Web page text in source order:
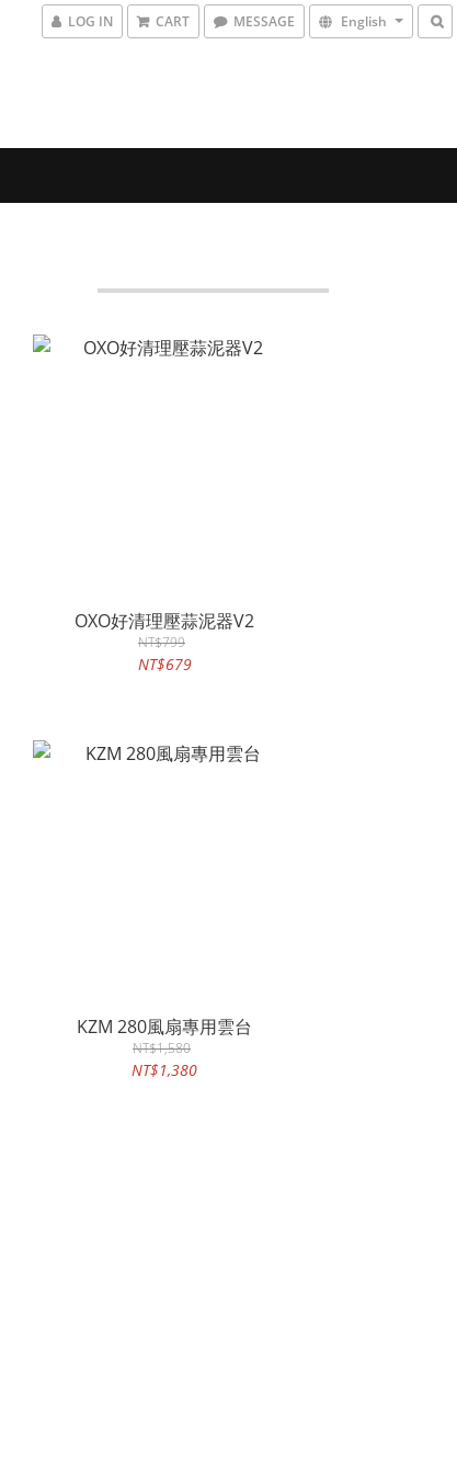
LOG IN CART MESSAGE English
OXO好清理壓蒜泥器V2
NT$799
NT$679
KZM 280風扇專用雲台
NT$1,580
NT$1,380